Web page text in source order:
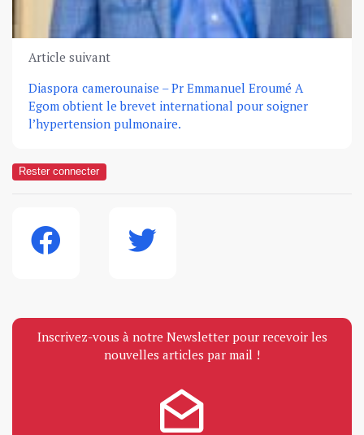
Article suivant
Diaspora camerounaise – Pr Emmanuel Eroumé A
Egom obtient le brevet international pour soigner
l’hypertension pulmonaire.
Rester connecter
Inscrivez-vous à notre Newsletter pour recevoir les
nouvelles articles par mail !